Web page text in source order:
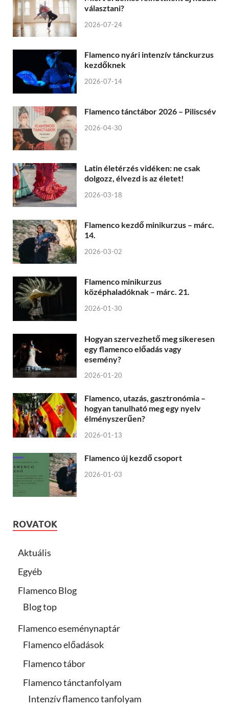
választani?
2026-07-24
Flamenco nyári intenzív tánckurzus
kezdőknek
2026-07-14
Flamenco tánctábor 2026 – Piliscsév
2026-04-30
Latin életérzés vidéken: ne csak
dolgozz, élvezd is az életet!
2026-03-18
Flamenco kezdő minikurzus – márc.
14.
2026-03-02
Flamenco minikurzus
középhaladóknak – márc. 21.
2026-01-30
Hogyan szervezhető meg sikeresen
egy flamenco előadás vagy
esemény?
2026-01-20
Flamenco, utazás, gasztronómia –
hogyan tanulható meg egy nyelv
élményszerűen?
2026-01-13
Flamenco új kezdő csoport
2026-01-03
ROVATOK
Aktuális
Egyéb
Flamenco Blog
Blog top
Flamenco eseménynaptár
Flamenco előadások
Flamenco tábor
Flamenco tánctanfolyam
Intenzív flamenco tanfolyam